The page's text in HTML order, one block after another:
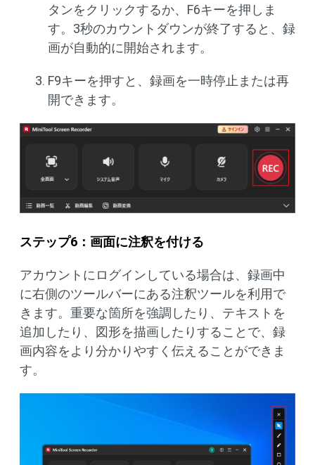
タンをクリックするか、F6キーを押しま
す。3秒のカウントダウンが終了すると、録
画が自動的に開始されます。
F9キーを押すと、録画を一時停止または再
開できます。
ステップ6：画面に注釈を付ける
アカウントにログインしている場合は、録画中
に右側のツールバーにある注釈ツールを利用で
きます。重要な箇所を強調したり、テキストを
追加したり、図形を描画したりすることで、録
画内容をより分かりやすく伝えることができま
す。